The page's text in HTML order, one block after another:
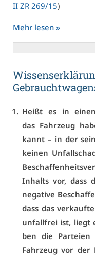
II ZR 269/15)
Mehr le­sen »
Heißt es in
das Fahr­zeug
kannt – in der
kei­nen
In­halts vor, dass
ne­ga­ti­ve
dass das
un­fall­frei ist, liegt
ben die Par­tei­en
Fahr­zeug vor der